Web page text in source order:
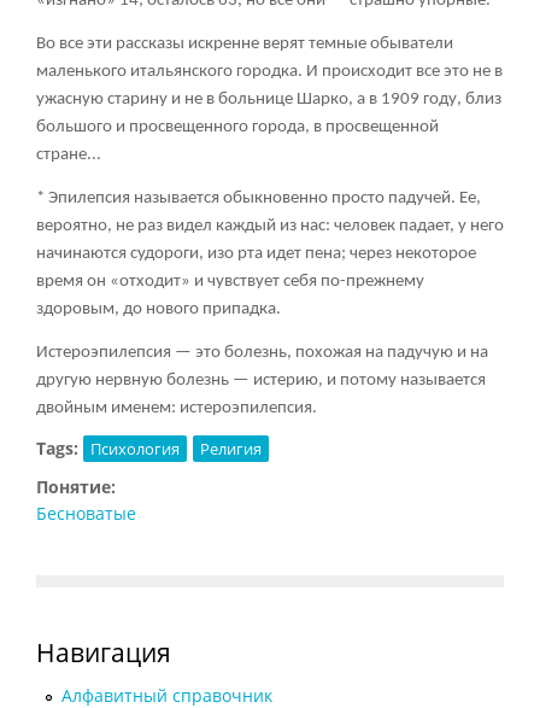
Во все эти рассказы искренне верят темные обыватели
маленького итальянского городка. И происходит все это не в
ужасную старину и не в больнице Шарко, а в 1909 году, близ
большого и просвещенного города, в просвещенной
стране...
* Эпилепсия называется обыкновенно просто падучей. Ее,
вероятно, не раз видел каждый из нас: человек падает, у него
начинаются судороги, изо рта идет пена; через некоторое
время он «отходит» и чувствует себя по-прежнему
здоровым, до нового припадка.
Истероэпилепсия — это болезнь, похожая на падучую и на
другую нервную болезнь — истерию, и потому называется
двойным именем: истероэпилепсия.
Tags: Психология Религия
Понятие:
Бесноватые
Навигация
Алфавитный справочник